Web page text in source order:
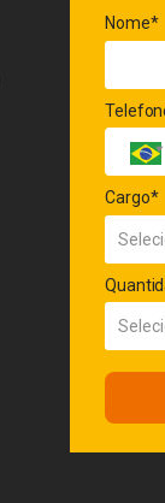
Nome*
Cargo*